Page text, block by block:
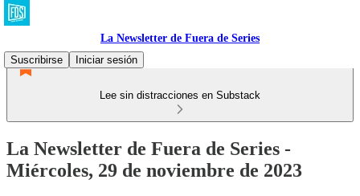
La Newsletter de Fuera de Series
Suscribirse
Iniciar sesión
Lee sin distracciones en Substack
La Newsletter de Fuera de Series -
Miércoles, 29 de noviembre de 2023